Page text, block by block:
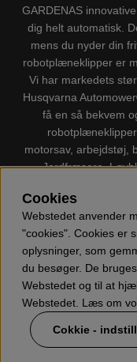
GARDENAS
dig helt automatisk.
mens du nyder din
robotplæneklipper er
Vi har markedets
Husqvarna
få en så bekvem
motorsav, arbejdstøj,
Jordfræsere,
Cookies
Webstedet anvender
"cookies". Cookies er
oplysninger, som
du besøger. De
Webstedet og til at
Webstedet. Læs om
Cokkie -